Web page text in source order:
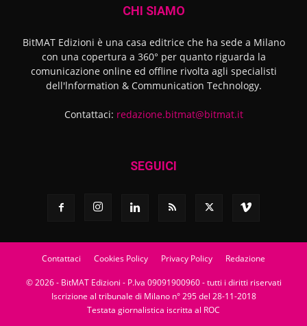
CHI SIAMO
BitMAT Edizioni è una casa editrice che ha sede a Milano
con una copertura a 360° per quanto riguarda la
comunicazione online ed offline rivolta agli specialisti
dell'lnformation & Communication Technology.
Contattaci: redazione.bitmat@bitmat.it
SEGUICI
Contattaci Cookies Policy Privacy Policy Redazione
© 2026 - BitMAT Edizioni - P.Iva 09091900960 - tutti i diritti riservati
Iscrizione al tribunale di Milano n° 295 del 28-11-2018
Testata giornalistica iscritta al ROC